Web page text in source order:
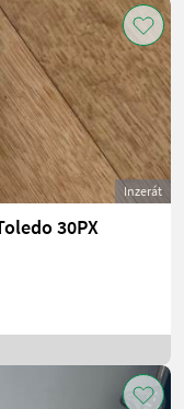
Inzerát
30PX